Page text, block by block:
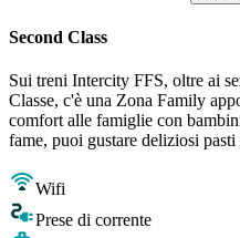
Second Class
Sui treni Intercity FFS, oltre ai
Classe, c'è una Zona Family
comfort alle famiglie con
fame, puoi gustare deliziosi
Wifi
Prese di corrente